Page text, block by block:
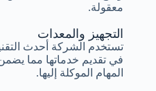
التجهيز والمعدات
تستخدم الشركة أحدث
في تقديم خدماتها مما
المهام الموكلة إليها.
معقولة.